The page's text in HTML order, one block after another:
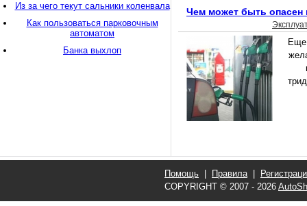
Чем может быть опасен
Еще
Из за чего текут сальники коленвала
Как пользоваться парковочным
автоматом
Банка выхлоп
Помощь Правила|
COPYRIGHT © 2007 - 2026